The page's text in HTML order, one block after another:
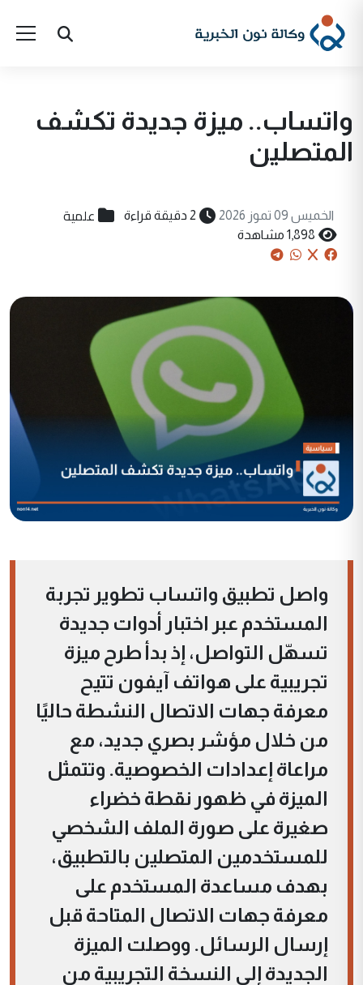
واتساب.. ميزة جديدة تكشف
المتصلين
الخميس 09 تموز 2026 2 دقيقة قراءة علمية
1,898 مشاهدة
واصل تطبيق واتساب تطوير تجربة
المستخدم عبر اختبار أدوات جديدة
تسهّل التواصل، إذ بدأ طرح ميزة
تجريبية على هواتف آيفون تتيح
معرفة جهات الاتصال النشطة حاليًا
من خلال مؤشر بصري جديد، مع
مراعاة إعدادات الخصوصية. وتتمثل
الميزة في ظهور نقطة خضراء
صغيرة على صورة الملف الشخصي
للمستخدمين المتصلين بالتطبيق،
بهدف مساعدة المستخدم على
معرفة جهات الاتصال المتاحة قبل
إرسال الرسائل. ووصلت الميزة
الجديدة إلى النسخة التجريبية من